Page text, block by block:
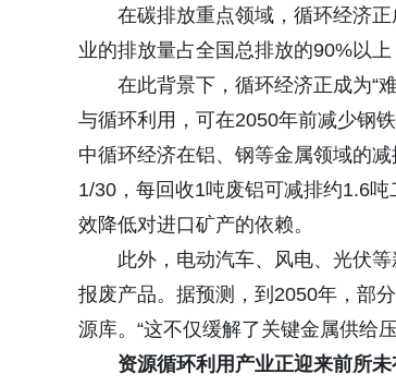
在碳排放重点领域，循环经济
业的排放量占全国总排放的90%以
在此背景下，循环经济正成为“
与循环利用，可在2050年前减少钢
中循环经济在铝、钢等金属领域的
1/30，每回收1吨废铝可减排约1.6
效降低对进口矿产的依赖。
此外，电动汽车、风电、光伏
报废产品。据预测，到2050年，部
源库。“这不仅缓解了关键金属供给
资源循环利用产业正迎来前所